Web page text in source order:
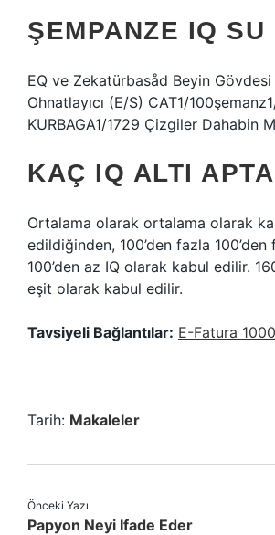
ŞEMPANZE IQ SU
EQ ve Zekatürbasåd Beyin
Ohnatlayıcı (E/S) CAT1/
KURBAGA1/1729 Çizgiler Dahabin
KAÇ IQ ALTI
Ortalama olarak ortalama olarak
edildiğinden, 100’den fazla
100’den az IQ olarak kabul edilir.
eşit olarak kabul edilir.
Tavsiyeli Bağlantılar: E-Fatura
Tarih: Makaleler
Önceki Yazı
Papyon Neyi Ifade Eder